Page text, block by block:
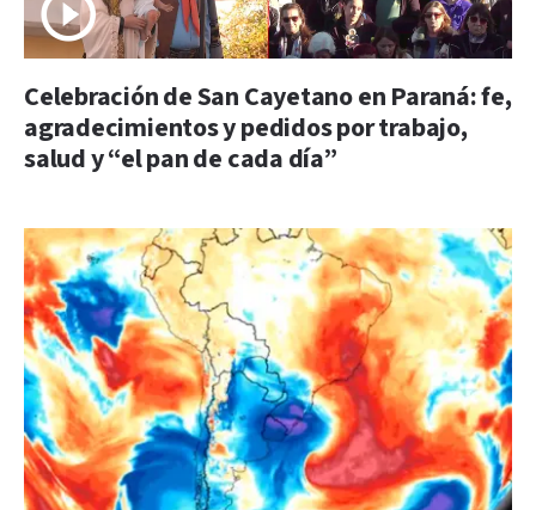
Celebración de San Cayetano en Paraná: fe,
agradecimientos y pedidos por trabajo,
salud y “el pan de cada día”